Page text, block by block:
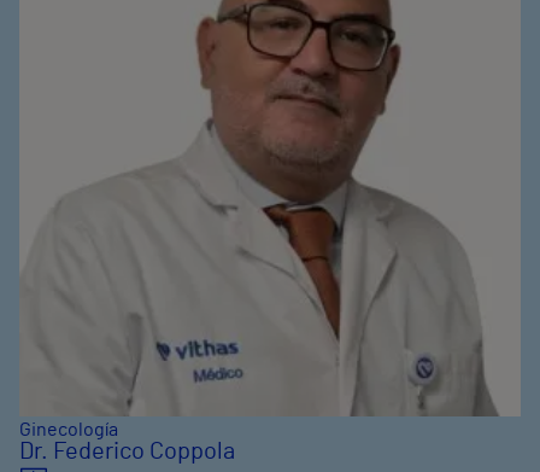
Ginecología
Dr. Federico Coppola